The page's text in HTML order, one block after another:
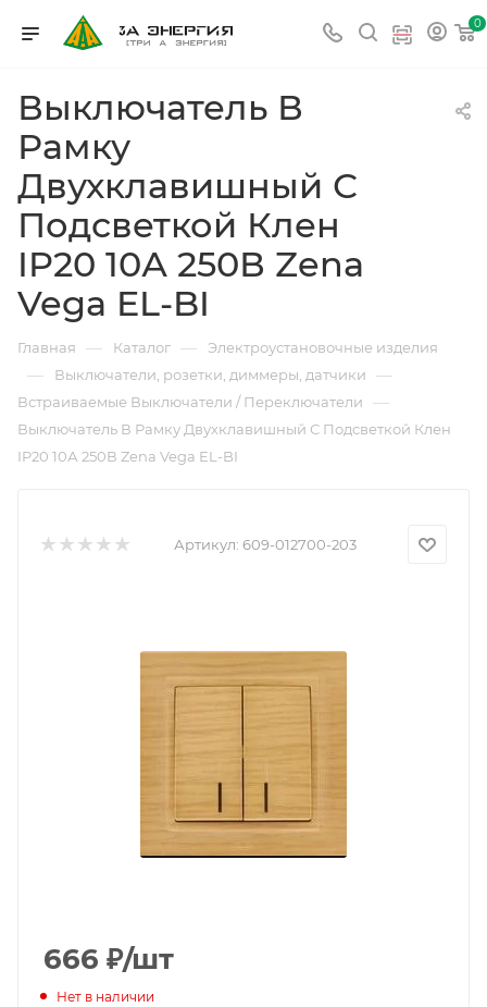
0
Выключатель В
Рамку
Двухклавишный С
Подсветкой Клен
IP20 10А 250В Zena
Vega EL-BI
Главная — Каталог — Электроустановочные изделия
— Выключатели, розетки, диммеры, датчики —
Встраиваемые Выключатели / Переключатели —
Выключатель В Рамку Двухклавишный С Подсветкой Клен
IP20 10А 250В Zena Vega EL-BI
Артикул: 609-012700-203
666 ₽/шт
Нет в наличии